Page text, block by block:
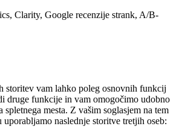
Clarity, Google recenzije strank, A/B-
storitev vam lahko poleg osnovnih funkcij
druge funkcije in vam omogočimo udobno
spletnega mesta. Z vašim soglasjem na tem
uporabljamo naslednje storitve tretjih oseb: